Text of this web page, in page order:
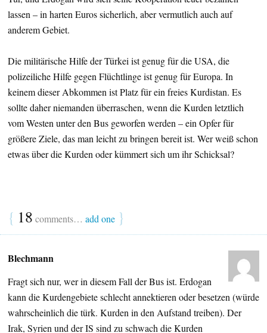
lassen – in harten Euros sicherlich, aber vermutlich auch auf
anderem Gebiet.
Die militärische Hilfe der Türkei ist genug für die USA, die
polizeiliche Hilfe gegen Flüchtlinge ist genug für Europa. In
keinem dieser Abkommen ist Platz für ein freies Kurdistan. Es
sollte daher niemanden überraschen, wenn die Kurden letztlich
vom Westen unter den Bus geworfen werden – ein Opfer für
größere Ziele, das man leicht zu bringen bereit ist. Wer weiß schon
etwas über die Kurden oder kümmert sich um ihr Schicksal?
{ 18 comments… add one }
Blechmann
Fragt sich nur, wer in diesem Fall der Bus ist. Erdogan
kann die Kurdengebiete schlecht annektieren oder besetzen (würde
wahrscheinlich die türk. Kurden in den Aufstand treiben). Der
Irak, Syrien und der IS sind zu schwach die Kurden